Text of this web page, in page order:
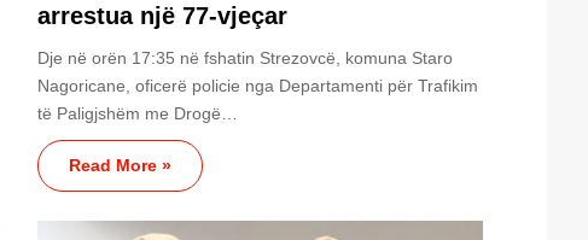
arrestua një 77-vjeçar
Dje në orën 17:35 në fshatin Strezovcë, komuna Staro
Nagoricane, oficerë policie nga Departamenti për Trafikim
të Paligjshëm me Drogë…
Read More »